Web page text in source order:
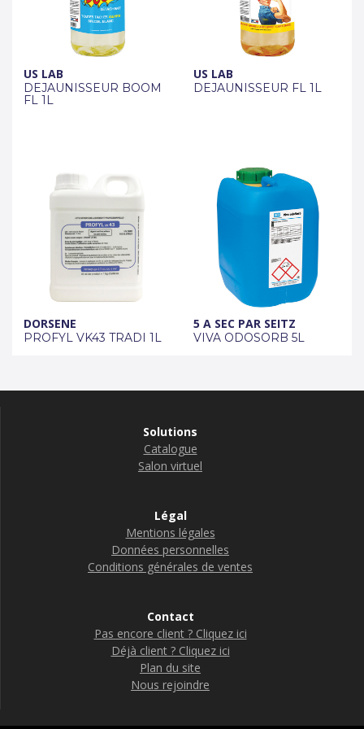
US LAB
DEJAUNISSEUR BOOM
FL 1L
US LAB
DEJAUNISSEUR FL 1L
DORSENE
PROFYL VK43 TRADI 1L
5 A SEC PAR SEITZ
VIVA ODOSORB 5L
Solutions
Catalogue
Salon virtuel
Légal
Mentions légales
Données personnelles
Conditions générales de ventes
Contact
Pas encore client ? Cliquez ici
Déjà client ? Cliquez ici
Plan du site
Nous rejoindre